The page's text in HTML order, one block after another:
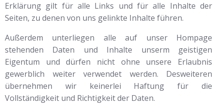
Erklärung gilt für alle Links und für alle Inhalte der
Seiten, zu denen von uns gelinkte Inhalte führen.
Außerdem unterliegen alle auf unser Hompage
stehenden Daten und Inhalte unserm geistigen
Eigentum und dürfen nicht ohne unsere Erlaubnis
gewerblich weiter verwendet werden. Desweiteren
übernehmen wir keinerlei Haftung für die
Vollständigkeit und Richtigkeit der Daten.